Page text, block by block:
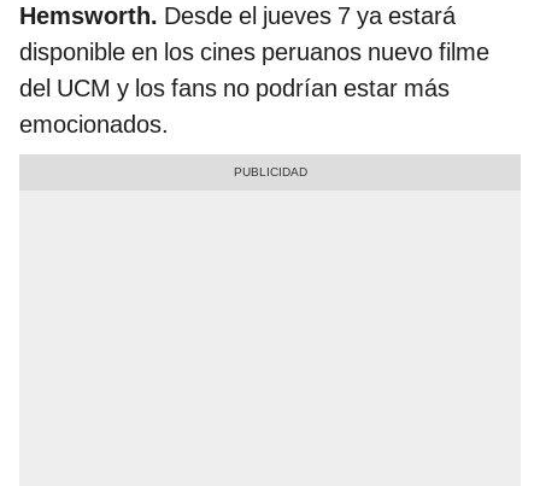
Hemsworth. Desde el jueves 7 ya estará
disponible en los cines peruanos nuevo filme
del UCM y los fans no podrían estar más
emocionados.